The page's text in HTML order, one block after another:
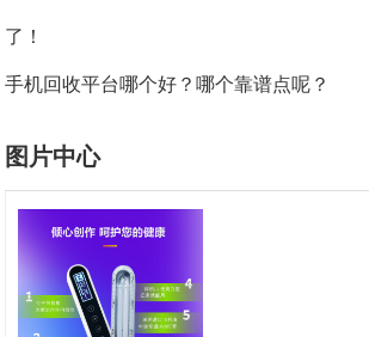
了！
手机回收平台哪个好？哪个靠谱点呢？
图片中心